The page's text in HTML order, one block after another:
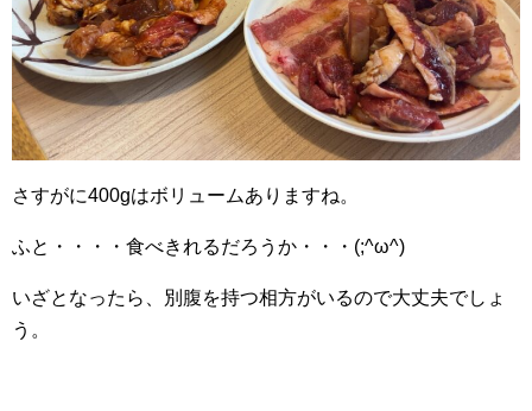
さすがに400gはボリュームありますね。
ふと・・・・食べきれるだろうか・・・(;^ω^)
いざとなったら、別腹を持つ相方がいるので大丈夫でしょ
う。